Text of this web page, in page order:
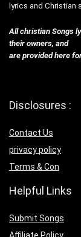
lyrics and Christian
All christian Songs
their owners, and
are provided here
Disclosures :
Contact Us
privacy policy
Terms & Con
Helpful Links
Submit Songs
Affiliate Policy